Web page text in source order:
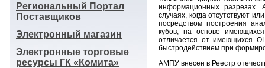
Региональный Портал
Поставщиков
Электронный магазин
Электронные торговые
ресурсы ГК «Комита»
информационных разрезах.
случаях, когда отсутствуют
посредством построения
кубов, на основе
отличается от имеющихся
быстродействием при
АМПУ внесен в Реестр